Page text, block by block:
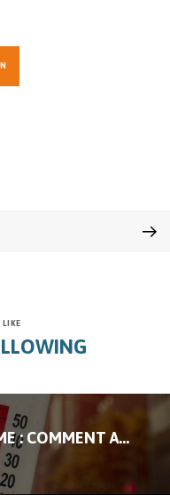
CANICULE ET SANS-ABRISME : COMMENT AGIR FACE À L’URGENCE